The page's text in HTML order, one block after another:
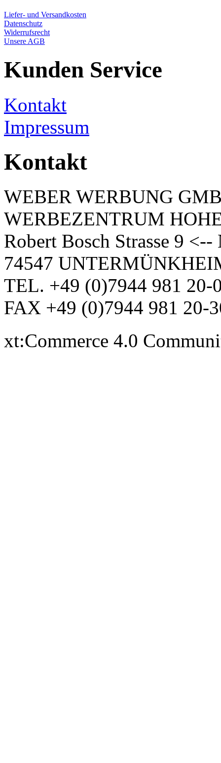
Liefer- und Versandkosten
Datenschutz
Widerrufsrecht
Unsere AGB
Kunden Service
Kontakt
Impressum
Kontakt
WEBER WERBUNG
WERBEZENTRUM
Robert Bosch Strasse 9
74547
TEL. +49 (0)7944 981 20-
FAX +49 (0)7944 981 20-
xt:Commerce 4.0